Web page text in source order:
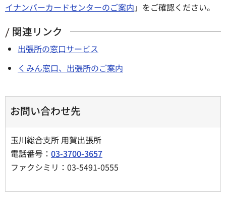
イナンバーカードセンターのご案内 」をご確認ください。
関連リンク
出張所の窓口サービス
くみん窓口、出張所のご案内
お問い合わせ先
玉川総合支所 用賀出張所
電話番号： 03-3700-3657
ファクシミリ：03-5491-0555